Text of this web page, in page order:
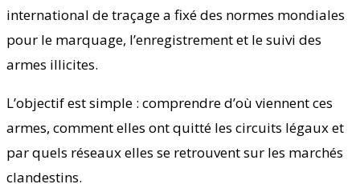
international de traçage a fixé des normes mondiales
pour le marquage, l’enregistrement et le suivi des
armes illicites.
L’objectif est simple : comprendre d’où viennent ces
armes, comment elles ont quitté les circuits légaux et
par quels réseaux elles se retrouvent sur les marchés
clandestins.